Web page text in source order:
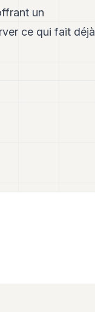
un
ce qui fait déjà